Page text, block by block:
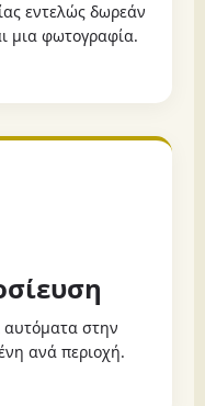
εντελώς δωρεάν
μια φωτογραφία.
αυτόματα στην
ανά περιοχή.